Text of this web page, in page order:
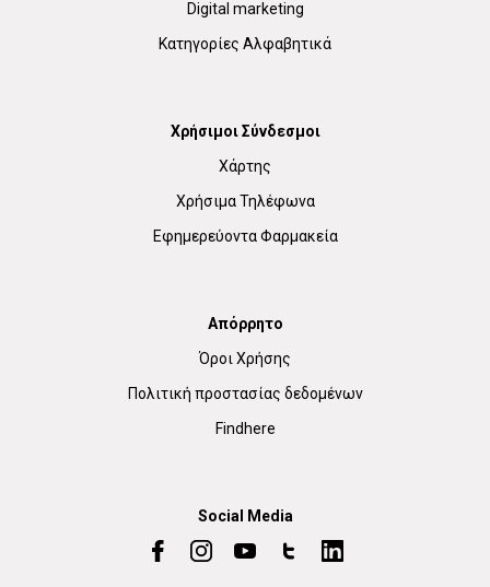
Digital marketing
Κατηγορίες Αλφαβητικά
Χρήσιμοι Σύνδεσμοι
Χάρτης
Χρήσιμα Τηλέφωνα
Εφημερεύοντα Φαρμακεία
Απόρρητο
Όροι Χρήσης
Πολιτική προστασίας δεδομένων
Findhere
Social Media